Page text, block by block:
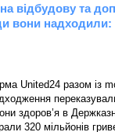
відбудову та
вони надходили:
United24 разом із
здоров’я в
320 мільйонів